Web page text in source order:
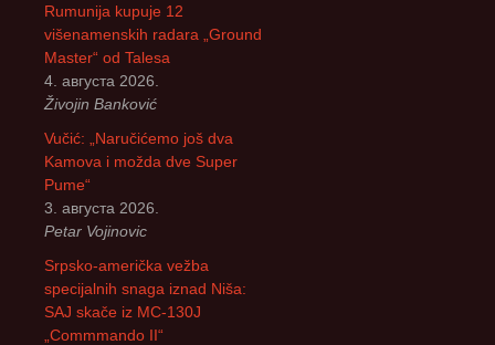
Rumunija kupuje 12
višenamenskih radara „Ground
Master“ od Talesa
4. августа 2026.
Živojin Banković
Vučić: „Naručićemo još dva
Kamova i možda dve Super
Pume“
3. августа 2026.
Petar Vojinovic
Srpsko-američka vežba
specijalnih snaga iznad Niša:
SAJ skače iz MC-130J
„Commmando II“